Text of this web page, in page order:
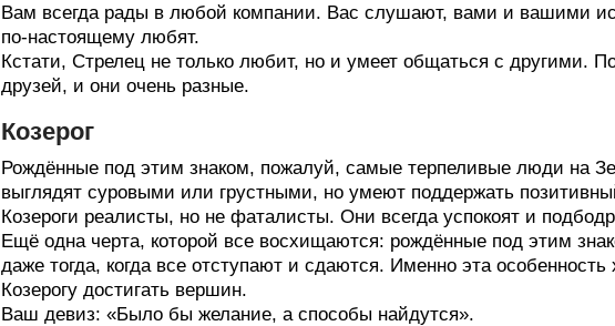
Вам всегда рады в любой компании. Вас слушают, вами и вашими
по-настоящему любят.
Кстати, Стрелец не только любит, но и умеет общаться с другими.
друзей, и они очень разные.
Козерог
Рождённые под этим знаком, пожалуй, самые терпеливые люди на
выглядят суровыми или грустными, но умеют поддержать
Козероги реалисты, но не фаталисты. Они всегда успокоят и
Ещё одна черта, которой все восхищаются: рождённые под этим
даже тогда, когда все отступают и сдаются. Именно эта особенность
Козерогу достигать вершин.
Ваш девиз: «Было бы желание, а способы найдутся».